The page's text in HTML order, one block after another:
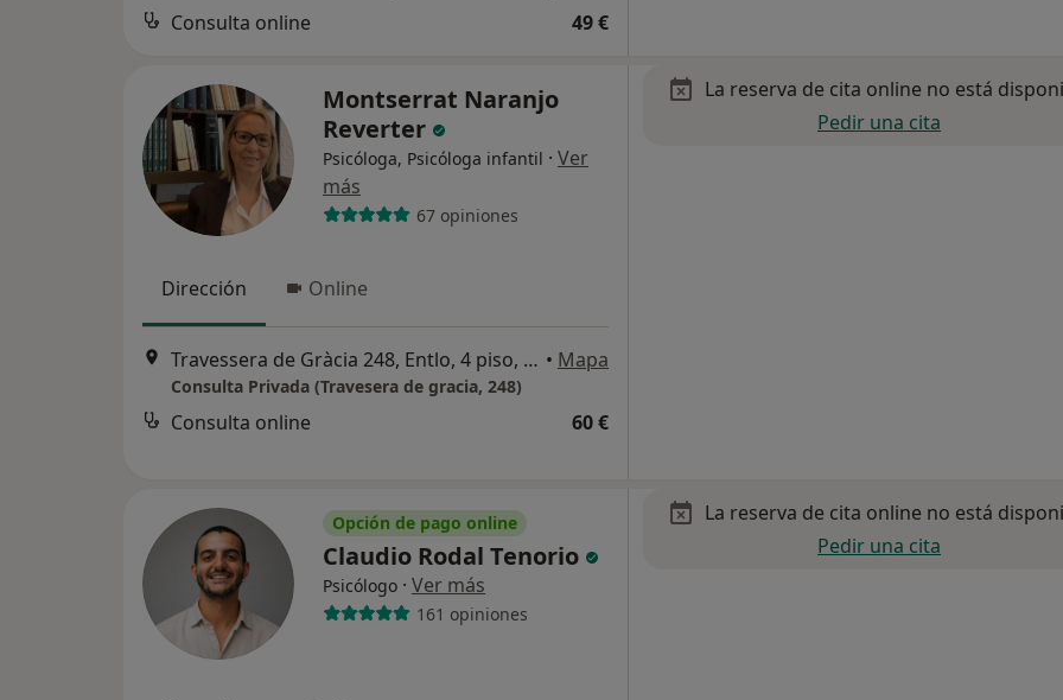
Consulta online 49 €
Montserrat Naranjo
Reverter
Psicóloga, Psicóloga infantil · Ver
más
67 opiniones
Dirección Online
Travessera de Gràcia 248, Entlo, 4 piso, Barcelona • Mapa
Consulta Privada (Travesera de gracia, 248)
Consulta online 60 €
La reserva de cita online no está
Pedir una cita
Opción de pago online
Claudio Rodal Tenorio
Psicólogo · Ver más
161 opiniones
La reserva de cita online no está
Pedir una cita